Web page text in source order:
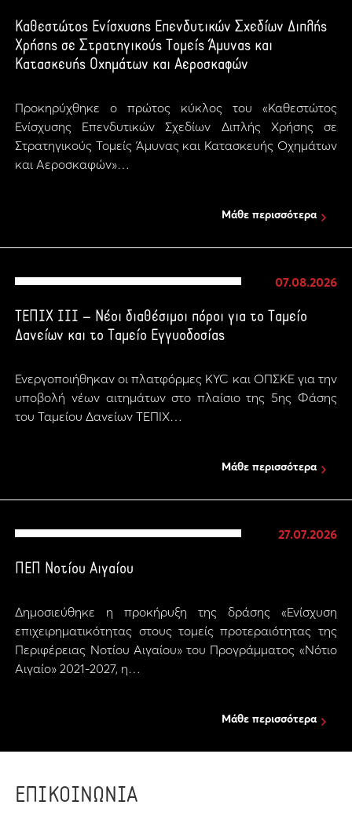
Καθεστώτος Ενίσχυσης Επενδυτικών Σχεδίων Διπλής
Χρήσης σε Στρατηγικούς Τομείς Άμυνας και
Κατασκευής Οχημάτων και Αεροσκαφών
Προκηρύχθηκε ο πρώτος κύκλος του «Καθεστώτος
Ενίσχυσης Επενδυτικών Σχεδίων Διπλής Χρήσης σε
Στρατηγικούς Τομείς Άμυνας και Κατασκευής Οχημάτων
και Αεροσκαφών»…
Μάθε περισσότερα
07.08.2026
ΤΕΠΙΧ ΙΙΙ – Νέοι διαθέσιμοι πόροι για το Ταμείο
Δανείων και το Ταμείο Εγγυοδοσίας
Ενεργοποιήθηκαν οι πλατφόρμες KYC και ΟΠΣΚΕ για την
υποβολή νέων αιτημάτων στο πλαίσιο της 5ης Φάσης
του Ταμείου Δανείων ΤΕΠΙΧ…
Μάθε περισσότερα
27.07.2026
ΠΕΠ Νοτίου Αιγαίου
Δημοσιεύθηκε η προκήρυξη της δράσης «Ενίσχυση
επιχειρηματικότητας στους τομείς προτεραιότητας της
Περιφέρειας Νοτίου Αιγαίου» του Προγράμματος «Νότιο
Αιγαίο» 2021-2027, η…
Μάθε περισσότερα
ΕΠΙΚΟΙΝΩΝΙΑ